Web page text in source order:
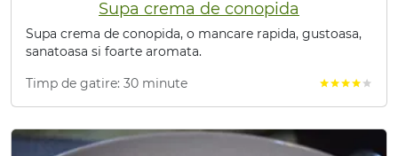
Supa crema de conopida
Supa crema de conopida, o mancare rapida, gustoasa,
sanatoasa si foarte aromata.
Timp de gatire: 30 minute
starstarstarstar star